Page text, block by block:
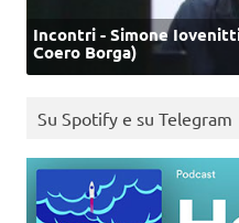
Incontri - Simone
Coero Borga)
Su Spotify e su Telegram